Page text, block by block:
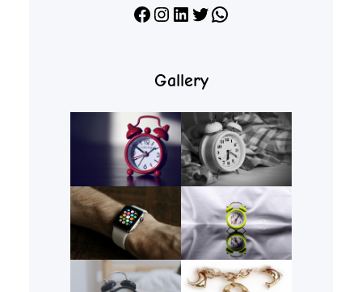
Facebook Instagram LinkedIn X WhatsApp
Gallery